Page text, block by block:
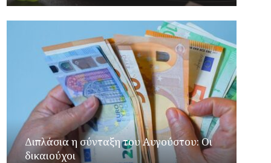
Διπλάσια η σύνταξη του Αυγούστου: Οι
δικαιούχοι